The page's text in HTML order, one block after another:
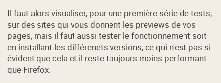
Il faut alors visualiser, pour une première série de tests,
sur des sites qui vous donnent les previews de vos
pages, mais il faut aussi tester le fonctionnement soit
en installant les différenets versions, ce qui n'est pas si
évident que cela et il reste toujours moins performant
que Firefox.